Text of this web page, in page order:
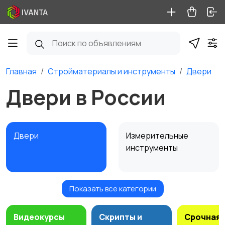
Главная Стройматериалы и инструменты Двери
Двери в России
Двери
Измерительные
инструменты
Отопление и
вентиляция
4
Показать все категории
Видеокурсы
Скрипты и
Срочная